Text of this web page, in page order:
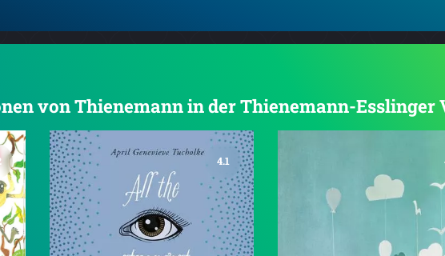
von Thienemann in der Thienemann-Esslinger
4.1